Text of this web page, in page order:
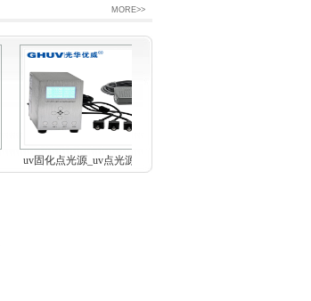
MORE>>
uv固化点光源_uv点光源固化